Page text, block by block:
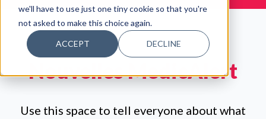
we'll have to use just one tiny cookie so that you're
not asked to make this choice again.
ACCEPT DECLINE
Nouvelles MedicAlert
Use this space to tell everyone about what